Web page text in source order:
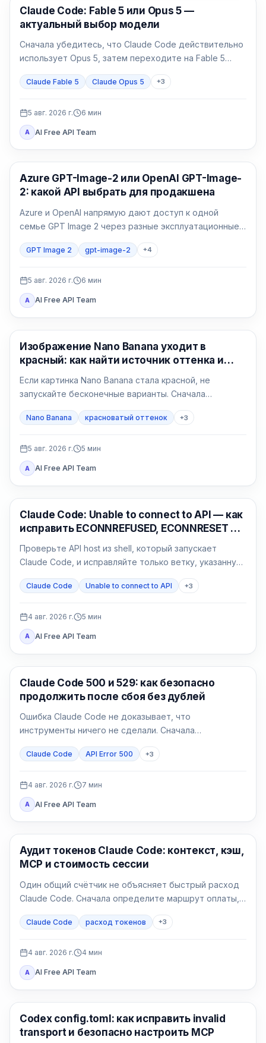
Claude Code
Claude Code: Fable 5 или Opus 5 —
актуальный выбор модели
Сначала убедитесь, что Claude Code действительно
использует Opus 5, затем переходите на Fable 5
Claude Fable 5 Claude Opus 5 +3
5 авг. 2026 г. 6 мин
A AI Free API Team
Генерация изображений ИИ
Azure GPT-Image-2 или OpenAI GPT-Image-
2: какой API выбрать для продакшена
Azure и OpenAI напрямую дают доступ к одной
семье GPT Image 2 через разные эксплуатационные
регион, счёт, квота, формат и владелец поддержки.
GPT Image 2 gpt-image-2 +4
5 авг. 2026 г. 6 мин
A AI Free API Team
Генерация изображений ИИ
Изображение Nano Banana уходит в
красный: как найти источник оттенка и
исправить его
Если картинка Nano Banana стала красной, не
запускайте бесконечные варианты. Сначала
сравните исходный файл в двух программах, затем
сделайте нейтральный тест без референса и
Nano Banana красноватый оттенок +3
5 авг. 2026 г. 5 мин
A AI Free API Team
Claude Code
Claude Code: Unable to connect to API — как
исправить ECONNREFUSED, ECONNRESET и
Проверьте API host из shell, который запускает
Claude Code, и исправляйте только ветку, указанную
Claude Code Unable to connect to API +3
4 авг. 2026 г. 5 мин
A AI Free API Team
Claude Code
Claude Code 500 и 529: как безопасно
продолжить после сбоя без дублей
Ошибка Claude Code не доказывает, что
инструменты ничего не сделали. Сначала
и сверьте эффекты.
Claude Code API Error 500 +3
4 авг. 2026 г. 7 мин
A AI Free API Team
Claude Code
Аудит токенов Claude Code: контекст, кэш,
MCP и стоимость сессии
Один общий счётчик не объясняет быстрый расход
Claude Code. Сначала определите маршрут оплаты,
и чистую сессию.
Claude Code расход токенов +3
4 авг. 2026 г. 4 мин
A AI Free API Team
Инструменты AI-разработки
Codex config.toml: как исправить invalid
transport и безопасно настроить MCP